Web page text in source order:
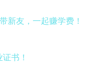
新友，一起赚学费！
书！